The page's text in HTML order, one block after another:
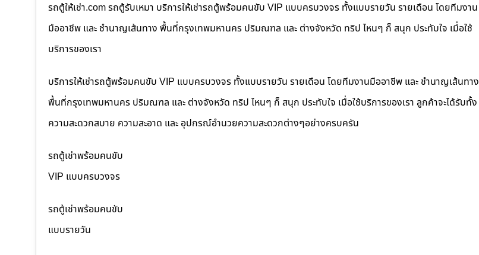
รถตู้ให้เช่า.com รถตู้รับเหมา บริการให้เช่ารถตู้พร้อมคนขับ VIP แบบครบวงจร ทั้งแบบรายวัน รายเดือน โดยทีมงาน
มืออาชีพ และ ชำนาญเส้นทาง พื้นที่กรุงเทพมหานคร ปริมณฑล และ ต่างจังหวัด ทริป ไหนๆ ก็ สนุก ประทับใจ เมื่อใช้
บริการของเรา
บริการให้เช่ารถตู้พร้อมคนขับ VIP แบบครบวงจร ทั้งแบบรายวัน รายเดือน โดยทีมงานมืออาชีพ และ ชำนาญเส้นทาง
พื้นที่กรุงเทพมหานคร ปริมณฑล และ ต่างจังหวัด ทริป ไหนๆ ก็ สนุก ประทับใจ เมื่อใช้บริการของเรา ลูกค้าจะได้รับทั้ง
ความสะดวกสบาย ความสะอาด และ อุปกรณ์อำนวยความสะดวกต่างๆอย่างครบครัน
รถตู้เช่าพร้อมคนขับ
VIP แบบครบวงจร
รถตู้เช่าพร้อมคนขับ
แบบรายวัน